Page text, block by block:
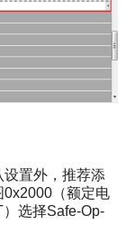
置外，推荐添
0x2000（额定电
选择Safe-Op-